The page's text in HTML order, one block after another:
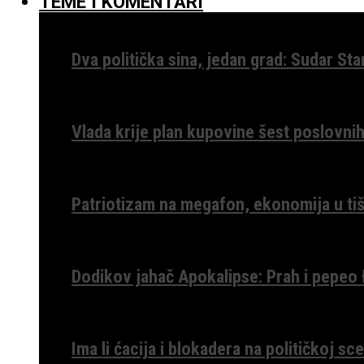
Dva politička sina, jedan grad: Sudar
Vlada krije plan kupovine šest
Patriotizam na megafon, ekonomija u
Dodikov jahač Apokalipse: Prah i
Ima li ćacija i blokadera na političkoj